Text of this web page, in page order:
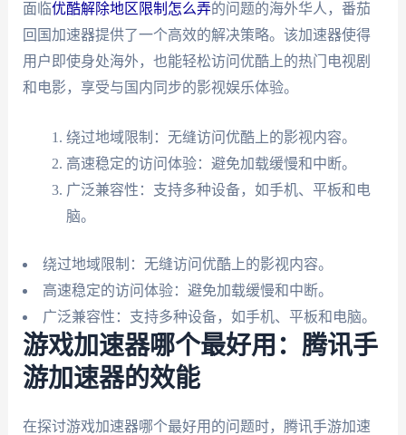
面临优酷解除地区限制怎么弄的问题的海外华人，番茄
回国加速器提供了一个高效的解决策略。该加速器使得
用户即使身处海外，也能轻松访问优酷上的热门电视剧
和电影，享受与国内同步的影视娱乐体验。
绕过地域限制：无缝访问优酷上的影视内容。
高速稳定的访问体验：避免加载缓慢和中断。
广泛兼容性：支持多种设备，如手机、平板和电
脑。
绕过地域限制：无缝访问优酷上的影视内容。
高速稳定的访问体验：避免加载缓慢和中断。
广泛兼容性：支持多种设备，如手机、平板和电脑。
游戏加速器哪个最好用：腾讯手
游加速器的效能
在探讨游戏加速器哪个最好用的问题时，腾讯手游加速